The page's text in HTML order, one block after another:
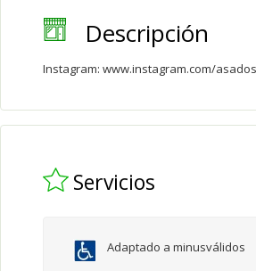
Descripción
Instagram: www.instagram.com/
Servicios
Adaptado a minusválidos